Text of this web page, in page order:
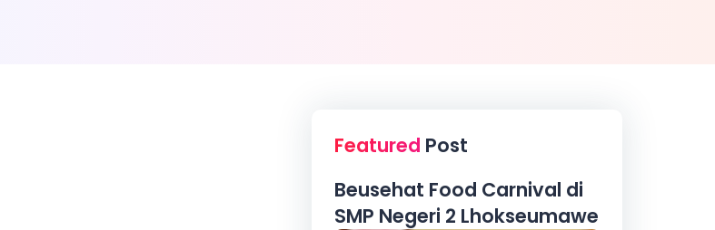
Featured Post
Beusehat Food Carnival di
SMP Negeri 2 Lhokseumawe